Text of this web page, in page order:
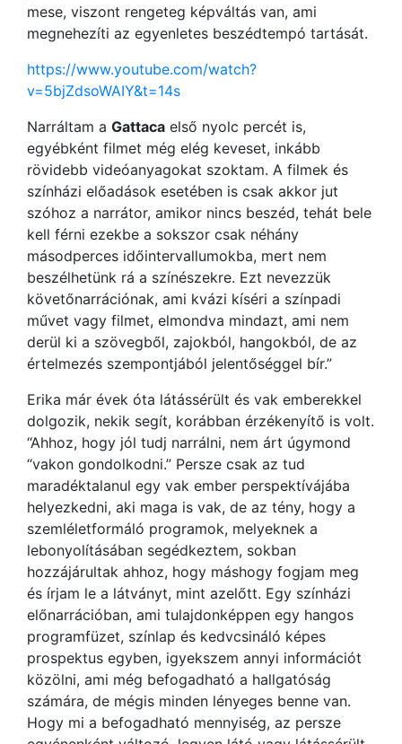
mese, viszont rengeteg képváltás van, ami
megnehezíti az egyenletes beszédtempó tartását.
https://www.youtube.com/watch?
v=5bjZdsoWAIY&t=14s
Narráltam a Gattaca első nyolc percét is,
egyébként filmet még elég keveset, inkább
rövidebb videóanyagokat szoktam. A filmek és
színházi előadások esetében is csak akkor jut
szóhoz a narrátor, amikor nincs beszéd, tehát bele
kell férni ezekbe a sokszor csak néhány
másodperces időintervallumokba, mert nem
beszélhetünk rá a színészekre. Ezt nevezzük
követőnarrációnak, ami kvázi kíséri a színpadi
művet vagy filmet, elmondva mindazt, ami nem
derül ki a szövegből, zajokból, hangokból, de az
értelmezés szempontjából jelentőséggel bír.”
Erika már évek óta látássérült és vak emberekkel
dolgozik, nekik segít, korábban érzékenyítő is volt.
“Ahhoz, hogy jól tudj narrálni, nem árt úgymond
“vakon gondolkodni.” Persze csak az tud
maradéktalanul egy vak ember perspektívájába
helyezkedni, aki maga is vak, de az tény, hogy a
szemléletformáló programok, melyeknek a
lebonyolításában segédkeztem, sokban
hozzájárultak ahhoz, hogy máshogy fogjam meg
és írjam le a látványt, mint azelőtt. Egy színházi
előnarrációban, ami tulajdonképpen egy hangos
programfüzet, színlap és kedvcsináló képes
prospektus egyben, igyekszem annyi információt
közölni, ami még befogadható a hallgatóság
számára, de mégis minden lényeges benne van.
Hogy mi a befogadható mennyiség, az persze